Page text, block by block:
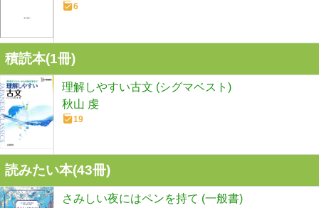
6
積読本(1冊)
理解しやすい古文 (シグマベスト)
秋山 虔
19
読みたい本(43冊)
さみしい夜にはペンを持て (一般書)